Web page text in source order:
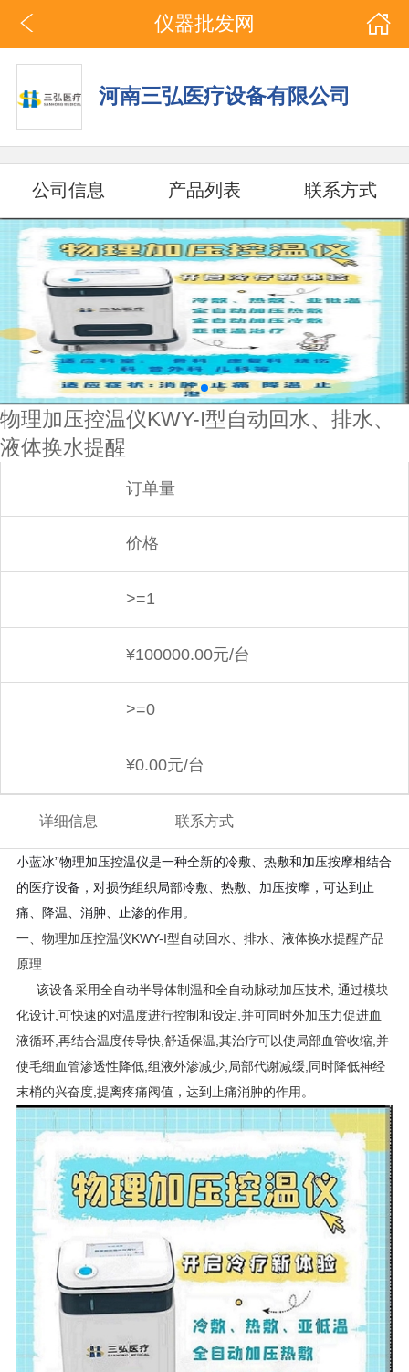
仪器批发网
河南三弘医疗设备有限公司
公司信息 产品列表 联系方式
物理加压控温仪KWY-I型自动回水、排水、
液体换水提醒
订单量
价格
>=1
¥100000.00元/台
>=0
¥0.00元/台
详细信息 联系方式
小蓝冰”物理加压控温仪是一种全新的冷敷、热敷和加压按摩相结合
的医疗设备，对损伤组织局部冷敷、热敷、加压按摩，可达到止
痛、降温、消肿、止渗的作用。
一、 物理加压控温仪KWY-I型自动回水、排水、液体换水提醒产品
原理
该设备采用全自动半导体制温和全自动脉动加压技术, 通过模块
化设计,可快速的对温度进行控制和设定,并可同时外加压力促进血
液循环,再结合温度传导快,舒适保温,其治疗可以使局部血管收缩,并
使毛细血管渗透性降低,组液外渗减少,局部代谢减缓,同时降低神经
末梢的兴奋度,提离疼痛阀值，达到止痛消肿的作用。